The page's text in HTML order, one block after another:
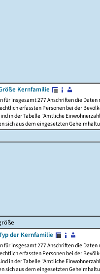
Kernfamilie
für insgesamt 277 Anschriften die
erfassten Personen bei der
in der Tabelle "Amtliche
sich aus dem eingesetzten
der Kernfamilie
für insgesamt 277 Anschriften die
erfassten Personen bei der
in der Tabelle "Amtliche
sich aus dem eingesetzten